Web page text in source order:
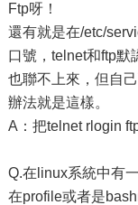
Ftp呀！
還有就是在/etc/
口號，telnet和ftp默
也聯不上來，但自
辦法就是這樣。
A：把telnet rlogin
Q.在linux系統中有
在profile或者是